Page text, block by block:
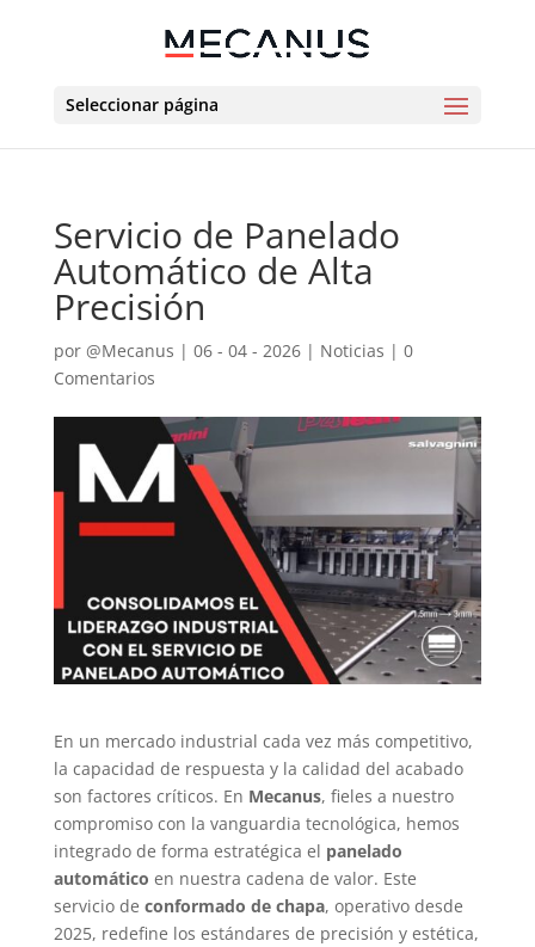
Seleccionar página
Servicio de Panelado
Automático de Alta
Precisión
por @Mecanus | 06 - 04 - 2026| Noticias | 0
Comentarios
En un mercado industrial cada vez más competitivo,
la capacidad de respuesta y la calidad del acabado
son factores críticos. En Mecanus, fieles a nuestro
compromiso con la vanguardia tecnológica, hemos
integrado de forma estratégica el panelado
automático en nuestra cadena de valor. Este
servicio de conformado de chapa, operativo desde
2025, redefine los estándares de precisión y estética,